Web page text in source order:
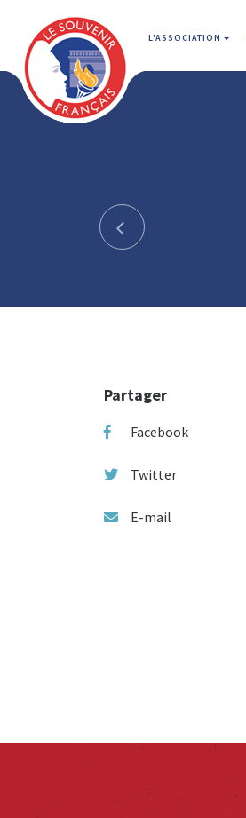
L'ASSOCIATION
Partager
Facebook
Twitter
E-mail